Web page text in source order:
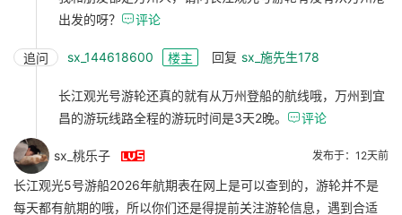
出发的呀？ 评论
追问 sx_144618600 楼主 回复 sx_施先生178
长江观光号游轮还真的就有从万州登船的航线哦，万州到宜
昌的游玩线路全程的游玩时间是3天2晚。 评论
sx_桃乐子  发布于：12天前
长江观光5号游船2026年航期表在网上是可以查到的，游轮并不是
每天都有航期的哦，所以你们还是得提前关注游轮信息，遇到合适